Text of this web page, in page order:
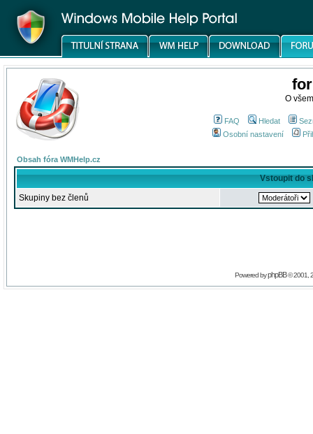
O
FAQ Hledat
Osobní nastavení
Obsah fóra WMHelp.cz
Vstoupit do
Skupiny bez členů
Powered byphpBB© 2001,